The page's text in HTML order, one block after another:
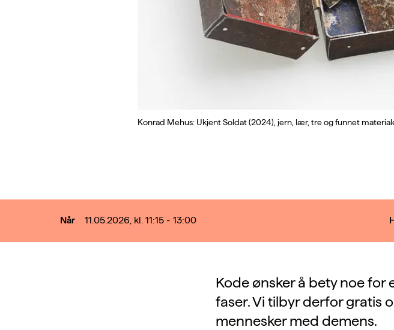
Konrad Mehus: Ukjent Soldat (2024), jern, lær, tre og funnet
Når 11.05.2026, kl. 11:15 - 13:00
Kode ønsker å bety noe for
faser. Vi tilbyr derfor gratis
mennesker med demens.